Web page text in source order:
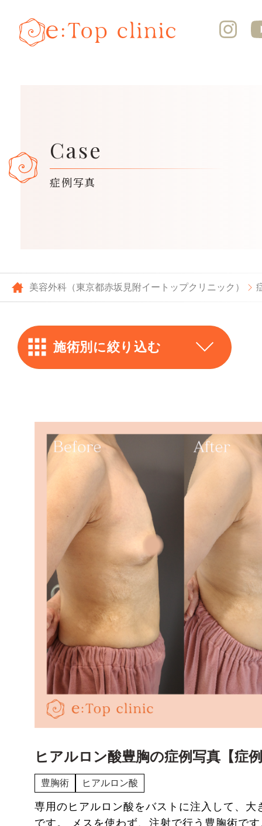
症例写真
Case
美容外科（東京都赤坂見附イートップクリニック）
施術別に絞り込む
全切開
内視鏡前額リフト
切開式前額・こめかみリフト
眉下切開(眉下リフト)
ー 脂肪切除
ー 眉骨削り
ー 眼瞼下垂
ー 切らない眼瞼下垂
ー ぱちキワ®（上瞼たるみ取り）
下まぶた
ー クマ取り(経結膜脱脂法)、ハムラ法
ー 下眼瞼リフト
ー 目尻切開
ー たれ目形成
輪郭・たるみ
ー 糸リフト
ー 顔脂肪吸引
ー バッカルファット切除
ー 脂肪注入
ー フェイス・ネックリフト
鼻・口元
ー 鼻
ー 小鼻縮小
ボディ
ヒアルロン酸豊胸の症例写真【症
豊胸術 ヒアルロン酸
専用のヒアルロン酸をバストに注入して、大
です。 メスを使わず、注射で行う豊胸術で